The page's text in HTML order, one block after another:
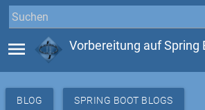
menu Vorbereitung auf Spring
BLOG SPRING BOOT BLOGS